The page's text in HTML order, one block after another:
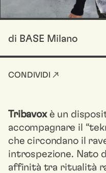
di BASE Milano
CONDIVIDI ↗
Tribavoxè un
accompagnare il
che circondano il
introspezione. Nato
affinità tra ritualità